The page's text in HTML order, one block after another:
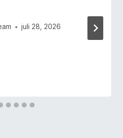
juli 28, 2026